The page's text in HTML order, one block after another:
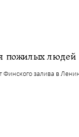
пожилых людей
Финского залива в